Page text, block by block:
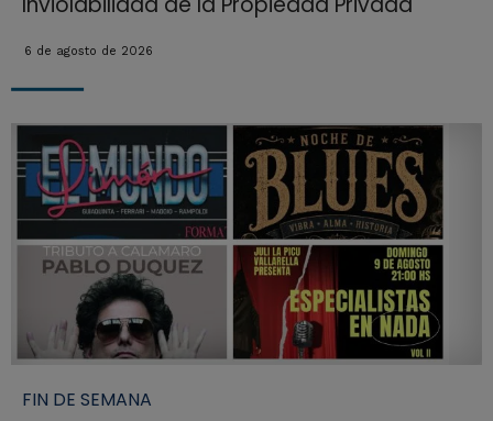
6 de agosto de 2026
FIN DE SEMANA